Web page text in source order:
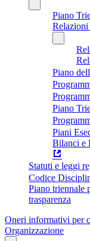
Piano
Piano
Piano
Piani
Bilanci e
Statuti e leggi
Codice
Piano triennale
trasparenza
Oneri informativi per
Organizzazione